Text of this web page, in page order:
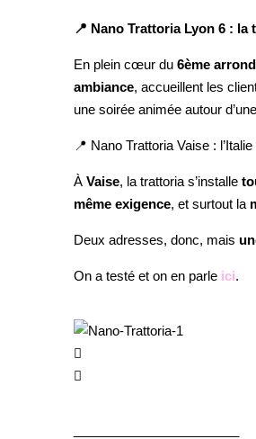
📍 Nano Trattoria Lyon 6 :
En plein cœur du 6ème
ambiance, accueillent les
une soirée animée autour
📍 Nano Trattoria Vaise :
À Vaise, la trattoria s’installe
même exigence, et surtout la
Deux adresses, donc, mais
On a testé et on en parle ici.